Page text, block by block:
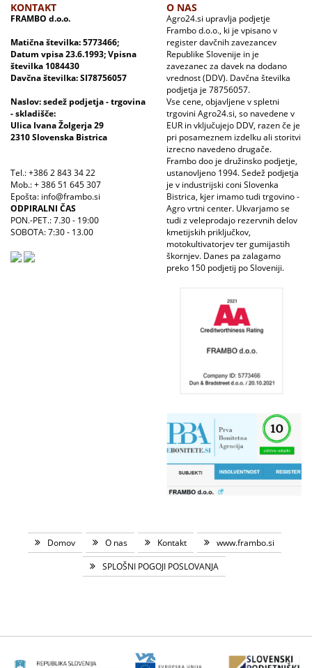
KONTAKT
FRAMBO d.o.o.
Matična številka: 5773466;
Datum vpisa 23.6.1993; Vpisna
številka 1084430
Davčna številka: SI78756057
Naslov: sedež podjetja - trgovina
- skladišče:
Ulica Ivana Žolgerja 29
2310 Slovenska Bistrica
Tel.: +386 2 843 34 22
Mob.: + 386 51 645 307
Epošta: info@frambo.si
ODPIRALNI ČAS
PON.-PET.: 7.30 - 19:00
SOBOTA: 7:30 - 13.00
O NAS
Agro24.si upravlja podjetje
Frambo d.o.o., ki je vpisano v
register davčnih zavezancev
Republike Slovenije in je
zavezanec za davek na dodano
vrednost (DDV). Davčna številka
podjetja je 78756057.
Vse cene, objavljene v spletni
trgovini Agro24.si, so navedene v
EUR in vključujejo DDV, razen če je
pri posameznem izdelku ali storitvi
izrecno navedeno drugače.
Frambo doo je družinsko podjetje,
ustanovljeno 1994. Sedež podjetja
je v industrijski coni Slovenka
Bistrica, kjer imamo tudi trgovino -
Agro vrtni center. Ukvarjamo se
tudi z veleprodajo rezervnih delov
kmetijskih priključkov,
motokultivatorjev ter gumijastih
škornjev. Danes pa zalagamo
preko 150 podjetij po Sloveniji.
Domov O nas Kontakt
www.frambo.si
SPLOŠNI POGOJI POSLOVANJA